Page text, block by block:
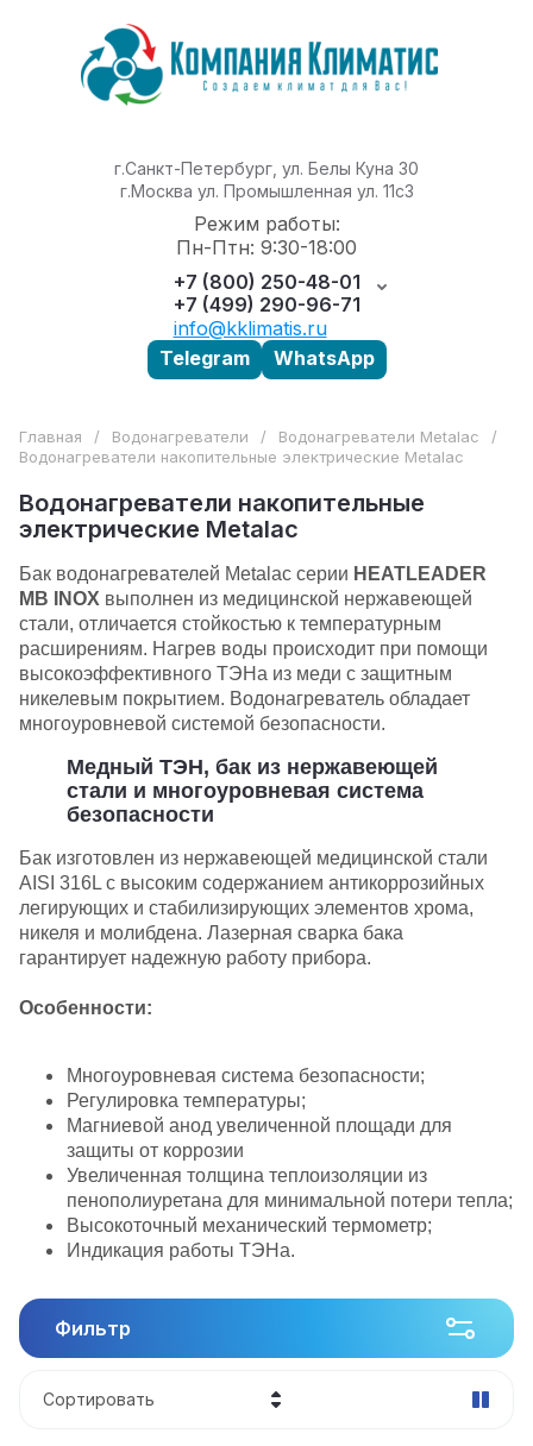
г.Санкт-Петербург, ул. Белы Куна 30
г.Москва ул. Промышленная ул. 11с3
Режим работы:
Пн-Птн: 9:30-18:00
+7 (800) 250-48-01
+7 (499) 290-96-71
info@kklimatis.ru
Telegram
WhatsApp
Главная / Водонагреватели / Водонагреватели Metalac
/
Водонагреватели накопительные электрические Metalac
Водонагреватели накопительные
электрические Metalac
Бак водонагревателей Metalac серии HEATLEADER
MB INOX выполнен из медицинской нержавеющей
стали, отличается стойкостью к температурным
расширениям. Нагрев воды происходит при помощи
высокоэффективного ТЭНа из меди с защитным
никелевым покрытием. Водонагреватель обладает
многоуровневой системой безопасности.
Медный ТЭН, бак из нержавеющей
стали и многоуровневая система
безопасности
Бак изготовлен из нержавеющей медицинской стали
AISI 316L с высоким содержанием антикоррозийных
легирующих и стабилизирующих элементов хрома,
никеля и молибдена. Лазерная сварка бака
гарантирует надежную работу прибора.
Особенности:
Многоуровневая система безопасности;
Регулировка температуры;
Магниевой анод увеличенной площади для
защиты от коррозии
Увеличенная толщина теплоизоляции из
пенополиуретана для минимальной потери тепла;
Высокоточный механический термометр;
Индикация работы ТЭНа.
Фильтр
Сортировать